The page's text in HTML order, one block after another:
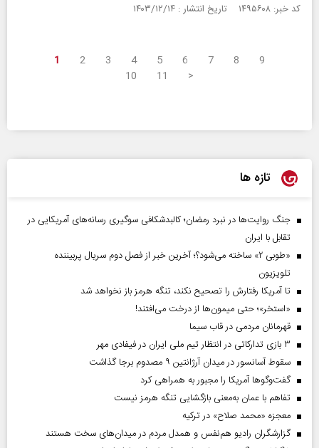
کد خبر: ۱۴۹۵۶۰۸ تاریخ انتشار : ۱۴۰۳/۱۲/۱۴
1 2 3 4 5 6 7 8
9
10
11 >
تازه ها
جنگ روایت‌ها در نبرد رمضان؛ کالبدشکافی سوگیری رسانه‌های آمریکایی در
تقابل با ایران
«طوبی ۲» ساخته می‌شود؟؛ آخرین خبر از فصل دوم سریال پربیننده
تلویزیون
تا آمریکا رفتارش را تصحیح نکند، تنگه هرمز باز نخواهد شد
«استخر»‌‌؛ حتی میمون‌ها از درخت می‌افتند!
قهرمانان مردمی در قاب سیما
۳ بازی تدارکاتی در انتظار تیم ملی ایران در فیفادی مهر
سقوط آسانسور در میدان آرژانتین ۹ مصدوم برجا گذاشت
گفت‌وگوها آمریکا را مجبور به همراهی کرد
تفاهم با عمان به‌معنی بازگشایی تنگه هرمز نیست
معجزه «محمد صلاح» در ترکیه
گزارشگران رادیو هم‌نفس و همدل مردم در میدان‌های سخت هستند